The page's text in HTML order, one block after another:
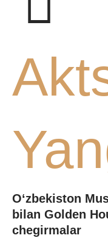
O‘zbekiston
bilan Golden
chegirmalar